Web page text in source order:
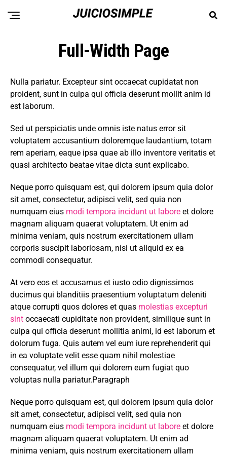
Full-Width Page
Nulla pariatur. Excepteur sint occaecat cupidatat non
proident, sunt in culpa qui officia deserunt mollit anim id
est laborum.
Sed ut perspiciatis unde omnis iste natus error sit
voluptatem accusantium doloremque laudantium, totam
rem aperiam, eaque ipsa quae ab illo inventore veritatis et
quasi architecto beatae vitae dicta sunt explicabo.
Neque porro quisquam est, qui dolorem ipsum quia dolor
sit amet, consectetur, adipisci velit, sed quia non
numquam eius modi tempora incidunt ut labore et dolore
magnam aliquam quaerat voluptatem. Ut enim ad
minima veniam, quis nostrum exercitationem ullam
corporis suscipit laboriosam, nisi ut aliquid ex ea
commodi consequatur.
At vero eos et accusamus et iusto odio dignissimos
ducimus qui blanditiis praesentium voluptatum deleniti
atque corrupti quos dolores et quas molestias excepturi
sint occaecati cupiditate non provident, similique sunt in
culpa qui officia deserunt mollitia animi, id est laborum et
dolorum fuga. Quis autem vel eum iure reprehenderit qui
in ea voluptate velit esse quam nihil molestiae
consequatur, vel illum qui dolorem eum fugiat quo
voluptas nulla pariatur.Paragraph
Neque porro quisquam est, qui dolorem ipsum quia dolor
sit amet, consectetur, adipisci velit, sed quia non
numquam eius modi tempora incidunt ut labore et dolore
magnam aliquam quaerat voluptatem. Ut enim ad
minima veniam, quis nostrum exercitationem ullam